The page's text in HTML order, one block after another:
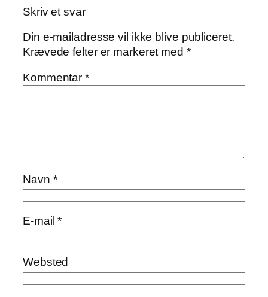
Skriv et svar
Din e-mailadresse vil ikke blive publiceret.
Krævede felter er markeret med *
Kommentar*
Navn *
E-mail*
Websted